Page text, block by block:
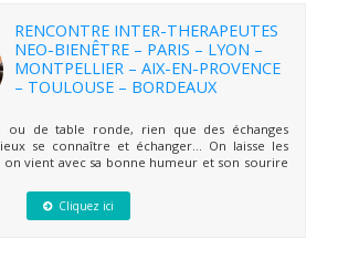
RENCONTRE INTER-THERAPEUTES
NEO-BIENÊTRE – PARIS – LYON –
MONTPELLIER – AIX-EN-PROVENCE
– TOULOUSE – BORDEAUX
ou de table ronde, rien que des échanges
se connaître et échanger… On laisse les
on vient avec sa bonne humeur et son sourire
Cliquez ici